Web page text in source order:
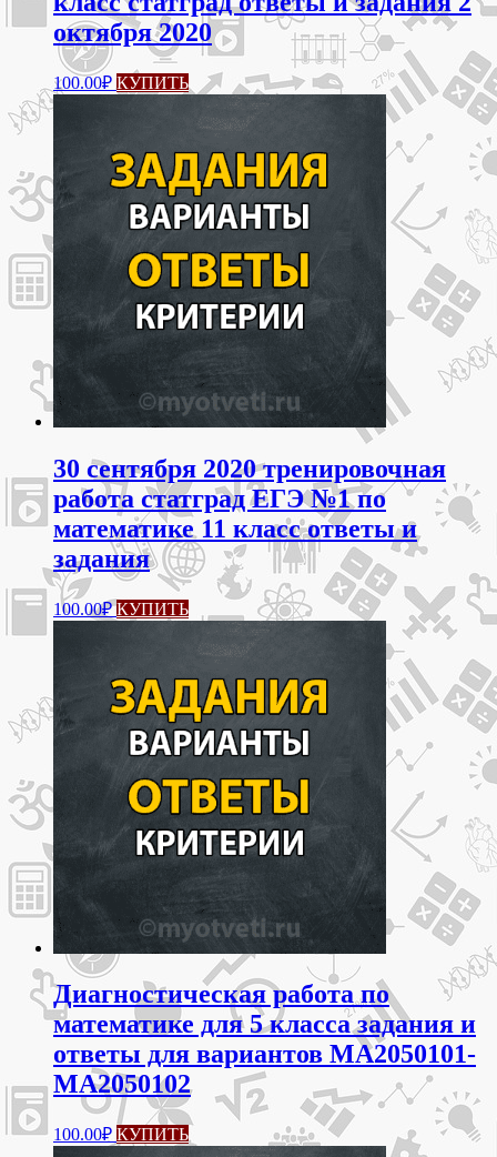
октября 2020
100.00₽ КУПИТЬ
30 сентября 2020 тренировочная
работа статград ЕГЭ №1 по
математике 11 класс ответы и
задания
100.00₽ КУПИТЬ
Диагностическая работа по
математике для 5 класса задания и
ответы для вариантов МА2050101-
МА2050102
100.00₽ КУПИТЬ